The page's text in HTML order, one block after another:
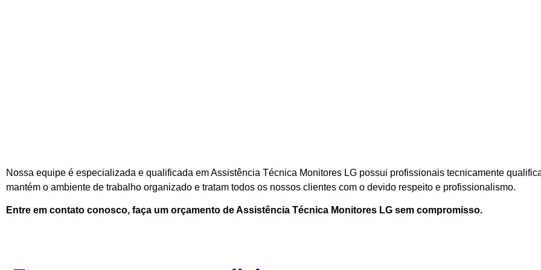
Nossa equipe é especializada e qualificada em Assistência Técnica Monitores LG possui profissionais tecnicamente
mantém o ambiente de trabalho organizado e tratam todos os nossos clientes com o devido respeito e profissionalismo.
Entre em contato conosco, faça um orçamento de Assistência Técnica Monitores LG sem compromisso.